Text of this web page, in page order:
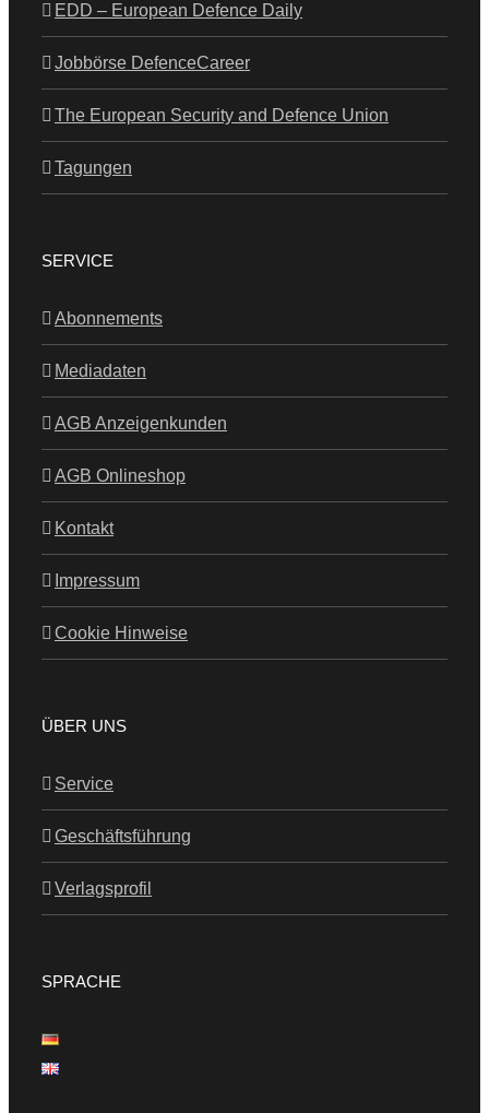
EDD – European Defence Daily
Jobbörse DefenceCareer
The European Security and Defence Union
Tagungen
SERVICE
Abonnements
Mediadaten
AGB Anzeigenkunden
AGB Onlineshop
Kontakt
Impressum
Cookie Hinweise
ÜBER UNS
Service
Geschäftsführung
Verlagsprofil
SPRACHE